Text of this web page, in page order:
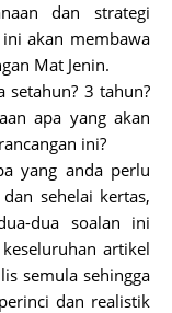
dan strategi
akan membawa
Mat Jenin.
setahun? 3 tahun?
apa yang akan
ini?
yang anda perlu
sehelai kertas,
dua soalan ini
artikel
semula sehingga
dan realistik